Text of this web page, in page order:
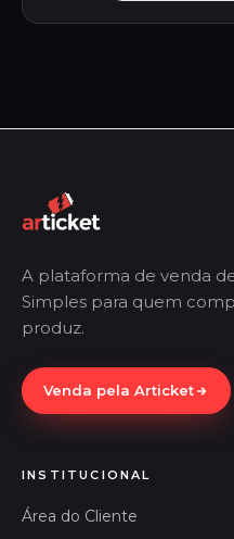
A plataforma de venda
Simples para quem
produz.
Venda pela Articket
INSTITUCIONAL
Área do Cliente